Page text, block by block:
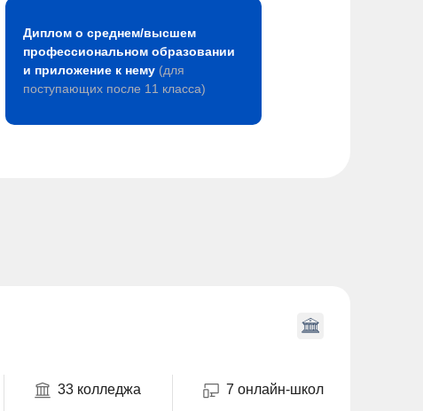
Диплом о среднем/высшем
профессиональном образовании
и приложение к нему (для
поступающих после 11 класса)
33 колледжа
7 онлайн-школ